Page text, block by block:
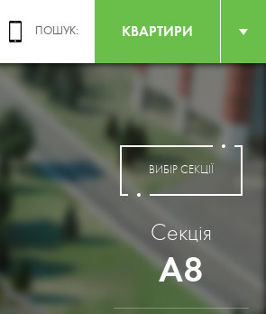
ПОШУК: КВАРТИРИ
ВИБІР СЕКЦІЇ
Секція
А8